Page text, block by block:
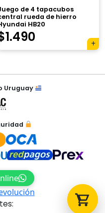
de 4 tapacubos
rueda de hierro
HB20
1.490
Uruguay
vacío.